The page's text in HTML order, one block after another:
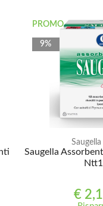
PROMO
9%
Saugella
€